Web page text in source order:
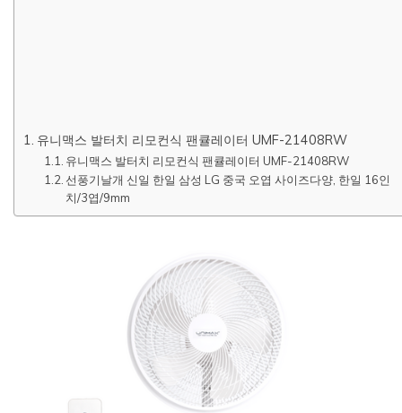
유니맥스 발터치 리모컨식 팬큘레이터 UMF-21408RW
유니맥스 발터치 리모컨식 팬큘레이터 UMF-21408RW
선풍기날개 신일 한일 삼성 LG 중국 오엽 사이즈다양, 한일 16인
치/3엽/9mm